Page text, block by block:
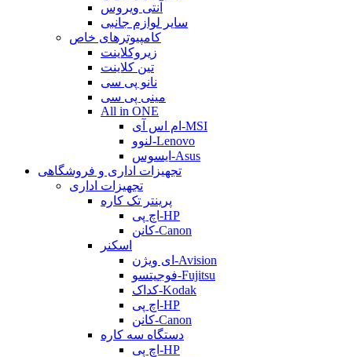
آنتی ویروس
سایر لوازم جانبی
کامپیوترهای خاص
زیروکلاینت
تین کلاینت
نانو پی سی
مینی پی سی
All in ONE
ام اس آی-MSI
لنوو-Lenovo
ایسوس-Asus
تجهیزات اداری و فروشگاهی
تجهیزات اداری
پرینتر تک کاره
اچ پی-HP
کانن-Canon
اسکنر
ای ویژن-Avision
فوجیتسو-Fujitsu
کداک-Kodak
اچ پی-HP
کانن-Canon
دستگاه سه کاره
اچ پی-HP